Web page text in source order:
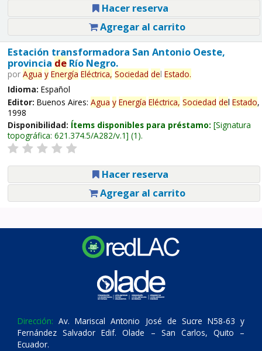
Hacer reserva
Agregar al carrito
Estación transformadora San Antonio Oeste,
provincia deRío Negro.
por Agua y Energía Eléctrica, Sociedad del Estado.
Idioma: Español
Editor: Buenos Aires: Agua y Energía Eléctrica, Sociedad del Estado,
1998
Disponibilidad: Ítems disponibles para préstamo: Signatura
topográfica: 621.374.5/A282/v.1 (1).
Hacer reserva
Agregar al carrito
Dirección: Av. Mariscal Antonio José de Sucre N58-63 y
Fernández Salvador Edif. Olade – San Carlos, Quito –
Ecuador.